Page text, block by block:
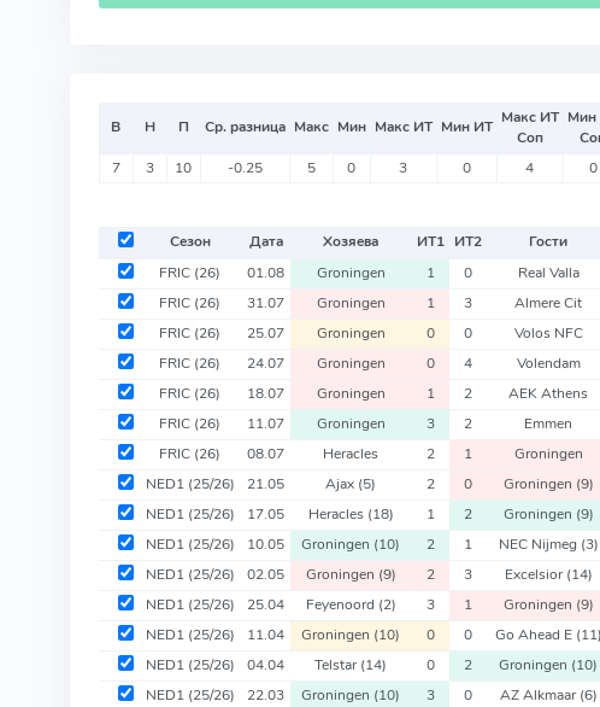
В Н П Ср. разница Макс Мин Макс ИТ Мин ИТ Макс ИТ
Соп
Мин
7 3 10 -0.25 5 0 3 0 4 0
Сезон Дата Хозяева ИТ1 ИТ2 Гости
FRIC (26) 01.08 Groningen 1 0 Real Valla
FRIC (26) 31.07 Groningen 1 3 Almere Cit
FRIC (26) 25.07 Groningen 0 0 Volos NFC
FRIC (26) 24.07 Groningen 0 4 Volendam
FRIC (26) 18.07 Groningen 1 2 AEK Athens
FRIC (26) 11.07 Groningen 3 2 Emmen
FRIC (26) 08.07 Heracles 2 1 Groningen
NED1 (25/26) 21.05 Ajax (5) 2 0 Groningen (9)
NED1 (25/26) 17.05 Heracles (18) 1 2 Groningen (9)
NED1 (25/26) 10.05 Groningen (10) 2 1 NEC Nijmeg (3)
NED1 (25/26) 02.05 Groningen (9) 2 3 Excelsior(14)
NED1 (25/26) 25.04 Feyenoord (2) 3 1 Groningen (9)
NED1 (25/26) 11.04 Groningen (10) 0 0 Go Ahead E (11)
NED1 (25/26) 04.04 Telstar(14) 0 2 Groningen (10)
NED1 (25/26) 22.03 Groningen (10) 3 0 AZ Alkmaar(6)